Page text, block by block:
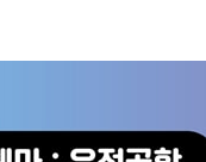
제인간 세상 _ 양슬기
다한 이야기 _ 하누
퐁